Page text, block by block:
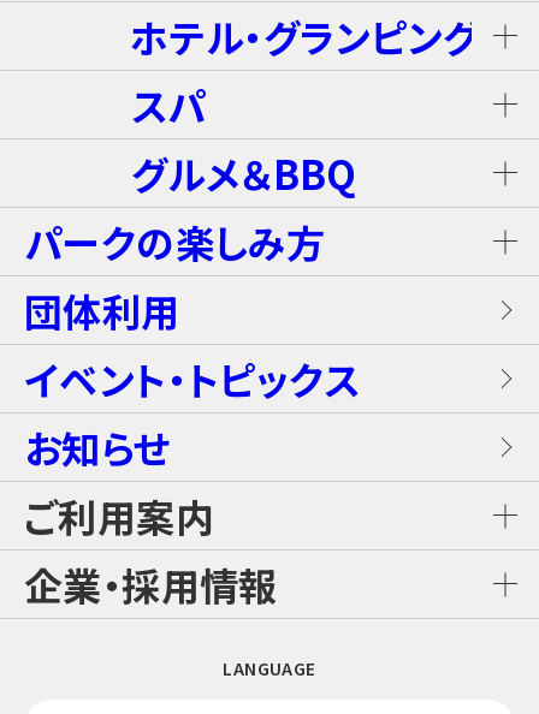
ライジング・バギー Level S
ライジング・バギー
キャンディー・カート＜1Dayパス不要＞
ブラスター・バトルフィールド
ワイルド・カヌー
スカイジャングル スリルコース
スカイジャングル ファンコース
ウォータースライダー
プール
屋内キッズプール
レンタル席
フード
おすすめチケット
ホテル・グランピング
ホテル ザ・ネスタ＆スパ
グランピングキャビン
プレミアテラス
メゾネットスイートヴィラ
ロイヤルスイートヴィラ
カジュアルコテージ
スパ
岩盤浴（着衣サウナ）
お食事
施設案内
ご利用料金
グルメ＆BBQ
ホテルブッフェ(朝食・夕食)
ALL DAY DINING GRANDISH
GLAMP BBQ
GLAMP LUNCH
日本料理 さざんか
パークの楽しみ方
【団体向け！】労働組合ファミリー交流イベ
ントプラン
アクティブ・プラン
雨の日プラン
団体利用
イベント・トピックス
お知らせ
ご利用案内
チケット購入・料金案内
企業・採用情報
LANGUAGE